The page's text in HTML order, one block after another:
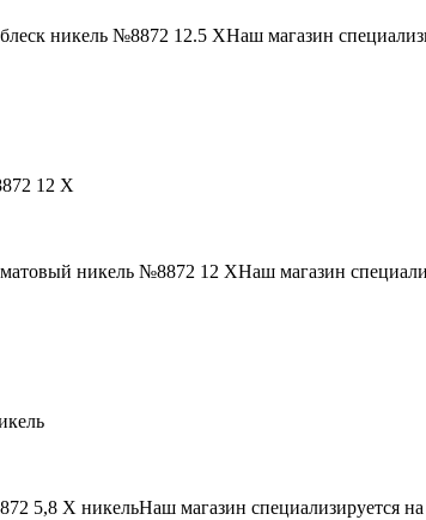
никель №8872 12.5 XНаш магазин
никель №8872 12 XНаш магазин
5,8 Х никельНаш магазин специализируется на